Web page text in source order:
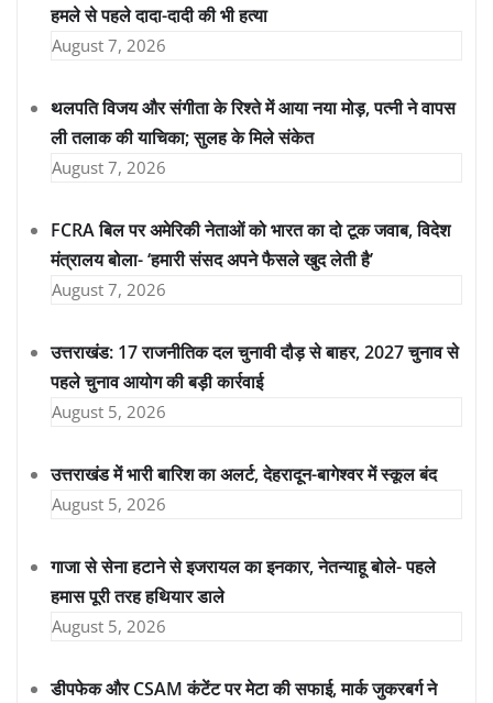
हमले से पहले दादा-दादी की भी हत्या
August 7, 2026
थलपति विजय और संगीता के रिश्ते में आया नया मोड़, पत्नी ने वापस
ली तलाक की याचिका; सुलह के मिले संकेत
August 7, 2026
FCRA बिल पर अमेरिकी नेताओं को भारत का दो टूक जवाब, विदेश
मंत्रालय बोला- ‘हमारी संसद अपने फैसले खुद लेती है’
August 7, 2026
उत्तराखंड: 17 राजनीतिक दल चुनावी दौड़ से बाहर, 2027 चुनाव से
पहले चुनाव आयोग की बड़ी कार्रवाई
August 5, 2026
उत्तराखंड में भारी बारिश का अलर्ट, देहरादून-बागेश्वर में स्कूल बंद
August 5, 2026
गाजा से सेना हटाने से इजरायल का इनकार, नेतन्याहू बोले- पहले
हमास पूरी तरह हथियार डाले
August 5, 2026
डीपफेक और CSAM कंटेंट पर मेटा की सफाई, मार्क जुकरबर्ग ने